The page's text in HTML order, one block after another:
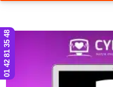
01 42 81 35 48